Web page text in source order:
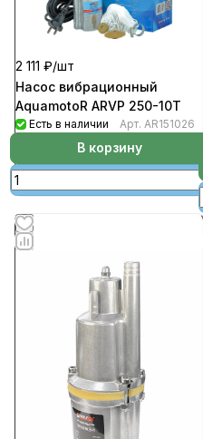
2 111 ₽/шт
Насос вибрационный
AquamotoR ARVP 250-10T
Есть в наличии Арт. AR151026
В корзину